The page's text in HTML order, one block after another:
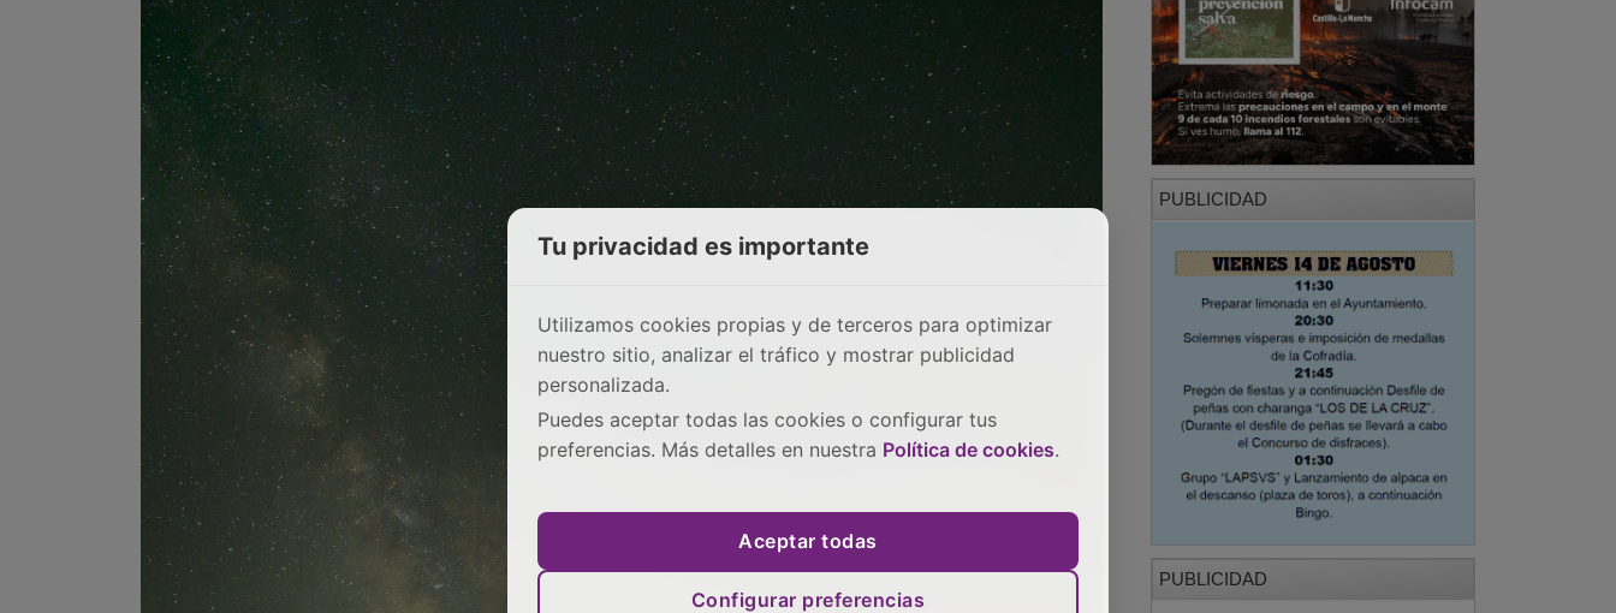
PUBLICIDAD
PUBLICIDAD
Tu privacidad es importante
Utilizamos cookies propias y de terceros para optimizar
nuestro sitio, analizar el tráfico y mostrar publicidad
personalizada.
Puedes aceptar todas las cookies o configurar tus
preferencias. Más detalles en nuestra Política de cookies.
Aceptar todas
Configurar preferencias